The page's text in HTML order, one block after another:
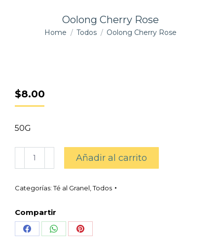
Oolong Cherry Rose
You are here:
Home Todos Oolong Cherry Rose
$8.00
50G
Oolong
Cherry
Rose
Añadir al carrito
Categorías:Té al Granel ,Todos
Compartir
Share Share Share